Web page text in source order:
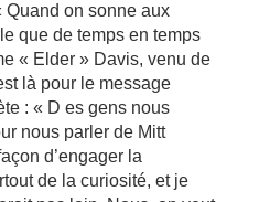
on sonne aux
que de temps en temps
« Elder » Davis, venu de
là pour le message
: « D es gens nous
nous parler de Mitt
d’engager la
de la curiosité, et je